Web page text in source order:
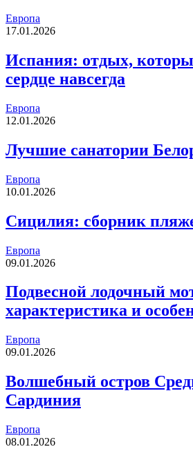
Европа
17.01.2026
Испания: отдых,
сердце навсегда
Европа
12.01.2026
Лучшие санатории
Европа
10.01.2026
Сицилия: сборник
Европа
09.01.2026
Подвесной лодочный
характеристика и
Европа
09.01.2026
Волшебный остров
Сардиния
Европа
08.01.2026